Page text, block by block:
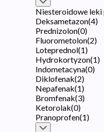
Niesteroidowe leki
Deksametazon(4)
Prednizolon(0)
Fluorometolon(2)
Loteprednol(1)
Hydrokortyzon(1)
Indometacyna(0)
Diklofenak(2)
Nepafenak(1)
Bromfenak(3)
Ketorolak(0)
Pranoprofen(1)